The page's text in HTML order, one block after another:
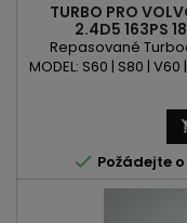
TURBO PRO
2.4D5 163PS
Repasované
MODEL: S60 | S80 |
| D5244T10 |
D5244T17 |
OBSAH: 2400ccm 2.4
185PS/136kW |
 Požádejte